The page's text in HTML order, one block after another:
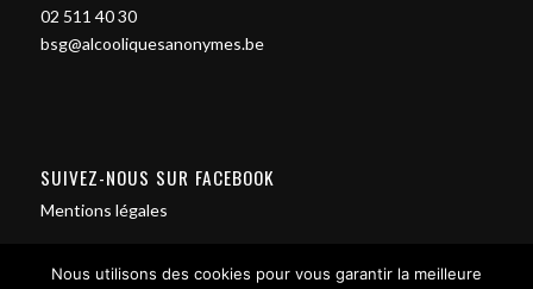
02 511 40 30
bsg@alcooliquesanonymes.be
SUIVEZ-NOUS SUR FACEBOOK
Mentions légales
Nous utilisons des cookies pour vous garantir la meilleure